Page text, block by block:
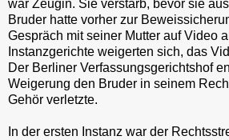
war Zeugin. Sie verstarb, bevor sie
Bruder hatte vorher zur
Gespräch mit seiner Mutter auf Video
Instanzgerichte weigerten sich, das
Der Berliner Verfassungsgerichtshof
Weigerung den Bruder in seinem
Gehör verletzte.
In der ersten Instanz war der